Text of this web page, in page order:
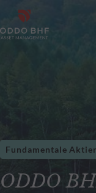
ODDO
Fundamentale